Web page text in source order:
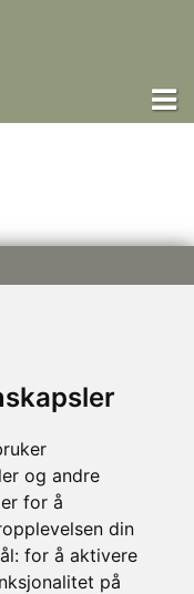
og andre
for å
din
for å aktivere
på